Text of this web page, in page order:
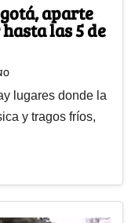
aparte
las 5 de
lugares donde la
y tragos fríos,